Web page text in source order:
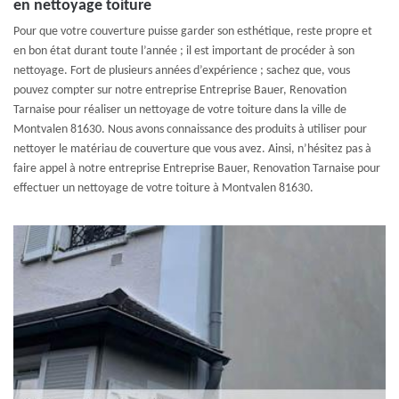
en nettoyage toiture
Pour que votre couverture puisse garder son esthétique, reste propre et
en bon état durant toute l’année ; il est important de procéder à son
nettoyage. Fort de plusieurs années d’expérience ; sachez que, vous
pouvez compter sur notre entreprise Entreprise Bauer, Renovation
Tarnaise pour réaliser un nettoyage de votre toiture dans la ville de
Montvalen 81630. Nous avons connaissance des produits à utiliser pour
nettoyer le matériau de couverture que vous avez. Ainsi, n’hésitez pas à
faire appel à notre entreprise Entreprise Bauer, Renovation Tarnaise pour
effectuer un nettoyage de votre toiture à Montvalen 81630.